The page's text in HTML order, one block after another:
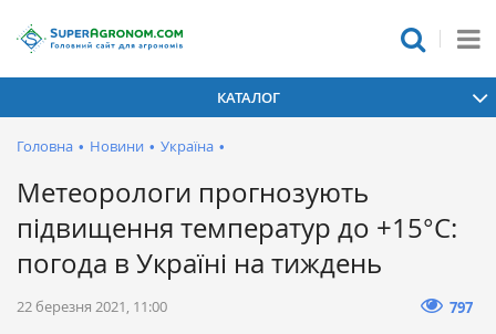
КАТАЛОГ
Головна • Новини • Україна •
Метеорологи прогнозують
підвищення температур до +15°С:
погода в Україні на тиждень
22 березня 2021, 11:00 797